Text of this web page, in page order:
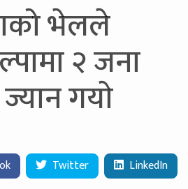
भेलले
२ जना
ज्यान गयाे
Twitter LinkedIn